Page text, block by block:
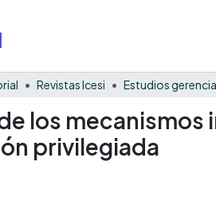
Revistas Icesi Estudios
los
privilegiada